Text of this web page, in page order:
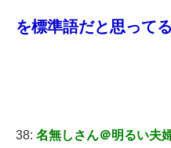
を標準語だと思って
38: 名無しさん＠明るい夫